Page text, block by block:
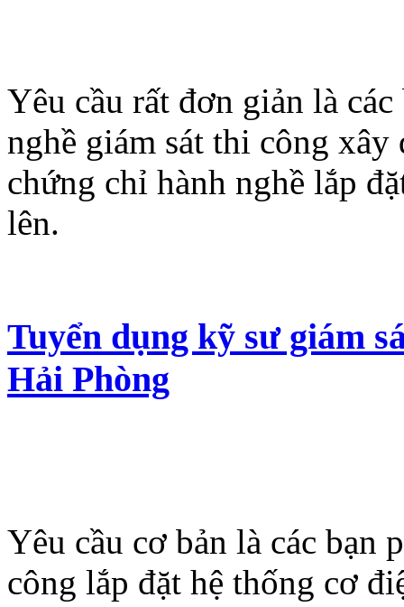
Yêu cầu rất đơn giản là
nghề giám sát thi công
chứng chỉ hành nghề lắp
lên.
Tuyển dụng kỹ sư giám
Hải Phòng
Yêu cầu cơ bản là các bạn
công lắp đặt hệ thống cơ